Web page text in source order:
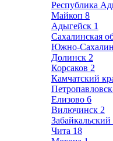
Республика
Майкоп 8
Адыгейск 1
Сахалинская
Южно-
Долинск 2
Корсаков 2
Камчатский
Елизово 6
Вилючинск 2
Забайкальский
Чита 18